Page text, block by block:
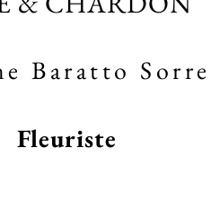
Baratto Sorre
Fleuriste